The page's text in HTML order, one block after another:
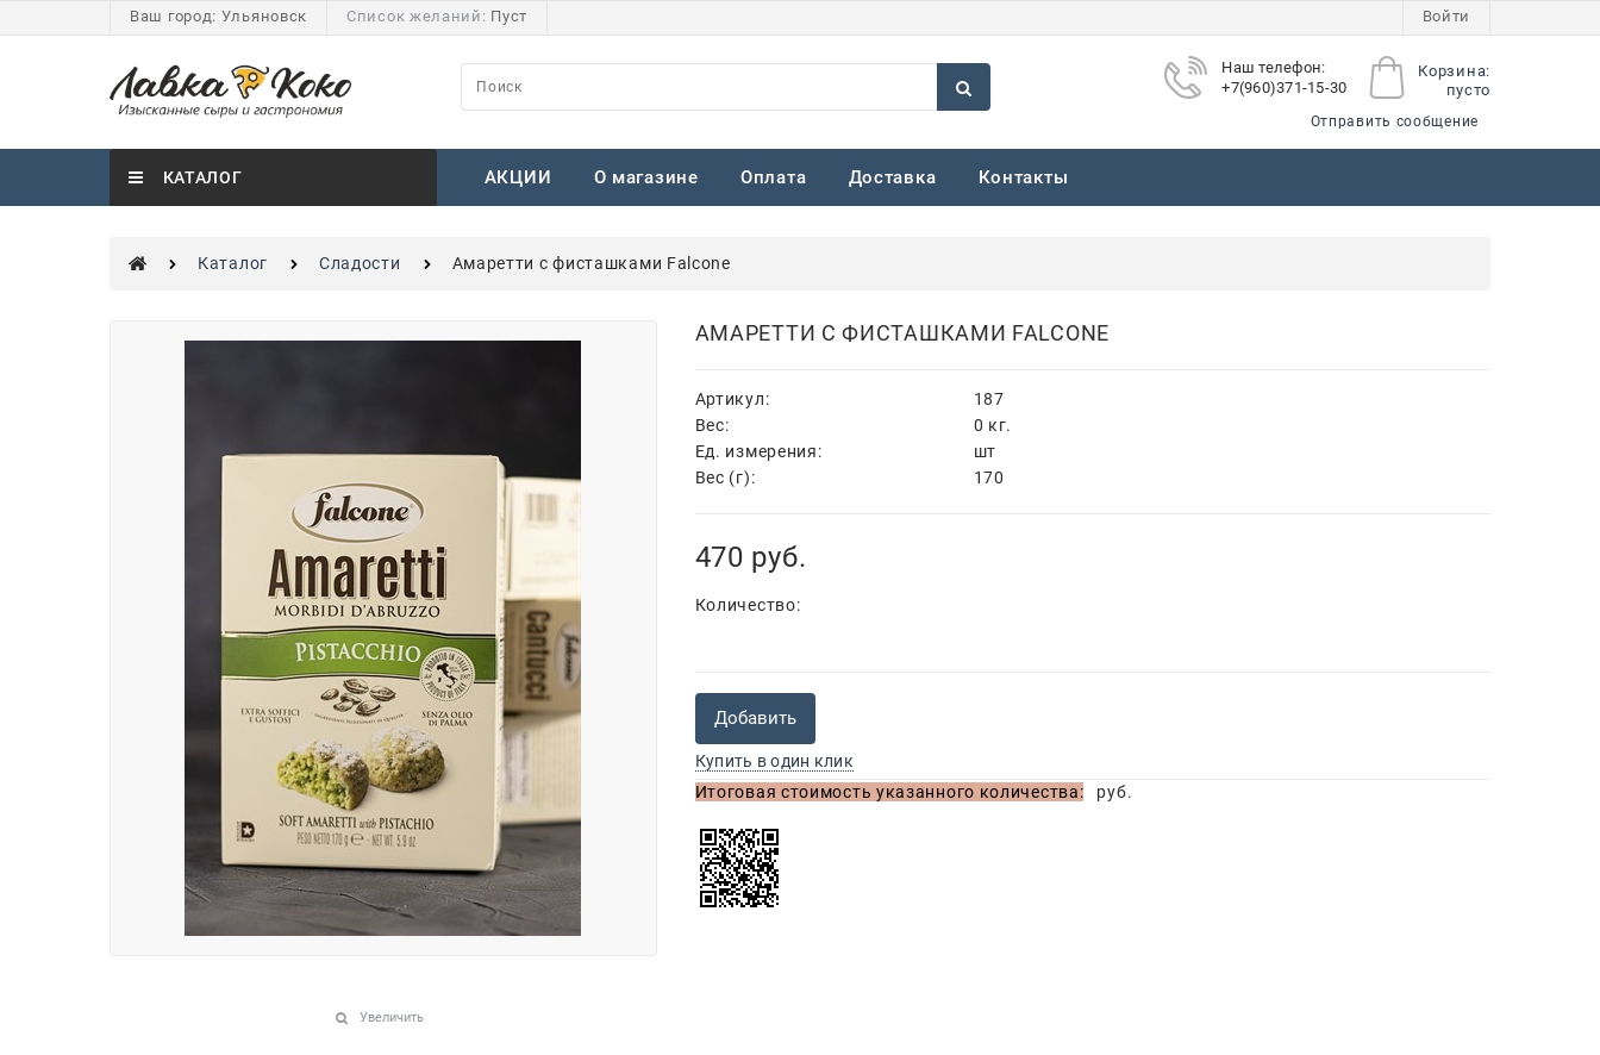
Ваш город: Ульяновск Список желаний: Пуст Войти
Корзина:
пусто
Наш телефон:
+7(960)371-15-30
Отправить сообщение
КАТАЛОГ АКЦИИ О магазине Оплата Доставка Контакты
Каталог Сладости Амаретти с фисташками Falcone
Увеличить
АМАРЕТТИ С ФИСТАШКАМИ FALCONE
Артикул:
187
Вес:
0 кг.
Ед. измерения:
шт
Вес (г):
170
470 руб.
Количество:
Добавить
Купить в один клик
Итоговая стоимость указанного количества:
руб.